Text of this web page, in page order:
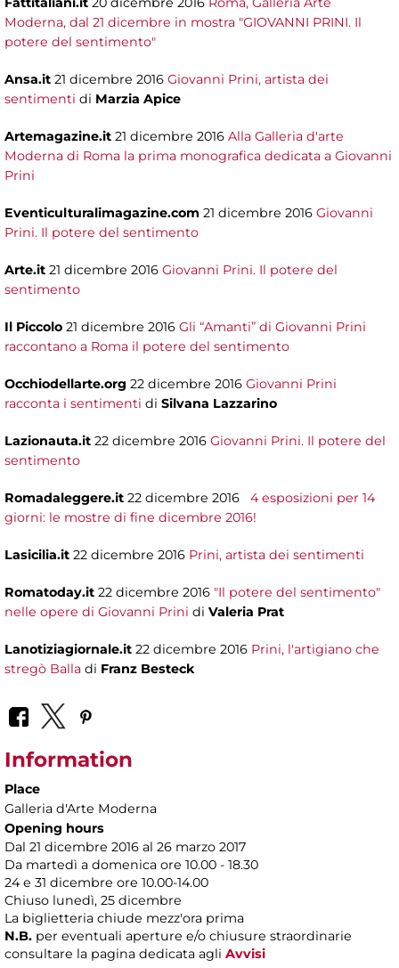
Moderna, dal 21 dicembre in mostra "GIOVANNI PRINI. Il
potere del sentimento"
Ansa.it 21 dicembre 2016 Giovanni Prini, artista dei
sentimenti di Marzia Apice
Artemagazine.it 21 dicembre 2016 Alla Galleria d'arte
Moderna di Roma la prima monografica dedicata a Giovanni
Prini
Eventiculturalimagazine.com 21 dicembre 2016 Giovanni
Prini. Il potere del sentimento
Arte.it 21 dicembre 2016 Giovanni Prini. Il potere del
sentimento
Il Piccolo 21 dicembre 2016 Gli “Amanti” di Giovanni Prini
raccontano a Roma il potere del sentimento
Occhiodellarte.org 22 dicembre 2016 Giovanni Prini
racconta i sentimenti di Silvana Lazzarino
Lazionauta.it 22 dicembre 2016 Giovanni Prini. Il potere del
sentimento
Romadaleggere.it 22 dicembre 2016 4 esposizioni per 14
giorni: le mostre di fine dicembre 2016!
Lasicilia.it 22 dicembre 2016 Prini, artista dei sentimenti
Romatoday.it 22 dicembre 2016 "Il potere del sentimento"
nelle opere di Giovanni Prini di Valeria Prat
Lanotiziagiornale.it 22 dicembre 2016 Prini, l'artigiano che
stregò Balla di Franz Besteck
Information
Place
Galleria d'Arte Moderna
Opening hours
Dal 21 dicembre 2016 al 26 marzo 2017
Da martedì a domenica ore 10.00 - 18.30
24 e 31 dicembre ore 10.00-14.00
Chiuso lunedì, 25 dicembre
La biglietteria chiude mezz'ora prima
N.B. per eventuali aperture e/o chiusure straordinarie
consultare la pagina dedicata agli Avvisi